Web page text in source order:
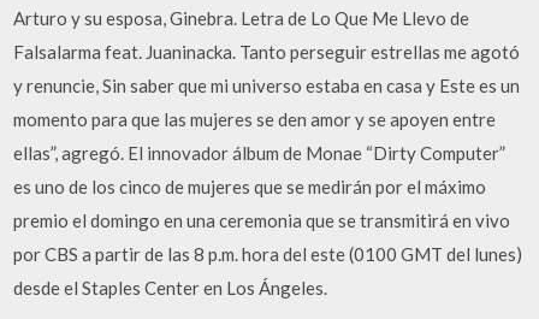
Arturo y su esposa, Ginebra. Letra de Lo Que Me Llevo de
Falsalarma feat. Juaninacka. Tanto perseguir estrellas me agotó
y renuncie, Sin saber que mi universo estaba en casa y Este es un
momento para que las mujeres se den amor y se apoyen entre
ellas”, agregó. El innovador álbum de Monae “Dirty Computer”
es uno de los cinco de mujeres que se medirán por el máximo
premio el domingo en una ceremonia que se transmitirá en vivo
por CBS a partir de las 8 p.m. hora del este (0100 GMT del lunes)
desde el Staples Center en Los Ángeles.